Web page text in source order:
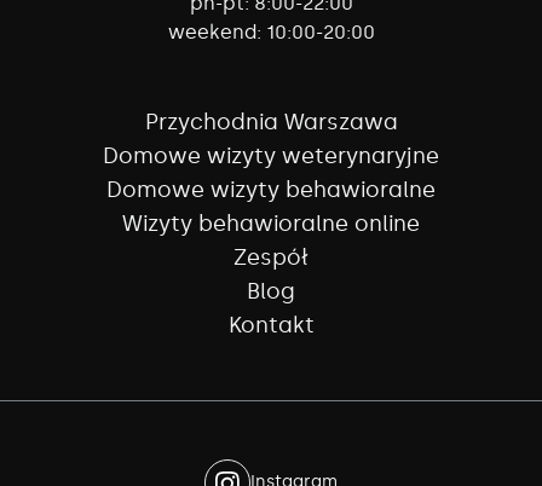
weekend: 10:00-20:00
Przychodnia Warszawa
Domowe wizyty weterynaryjne
Domowe wizyty behawioralne
Wizyty behawioralne online
Zespół
Blog
Kontakt